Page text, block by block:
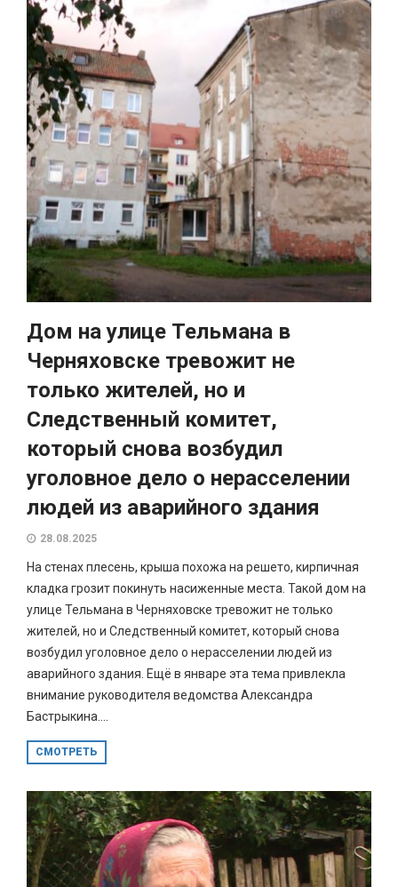
Дом на улице Тельмана в
Черняховске тревожит не
только жителей, но и
Следственный комитет,
который снова возбудил
уголовное дело о нерасселении
людей из аварийного здания
28.08.2025
На стенах плесень, крыша похожа на решето, кирпичная
кладка грозит покинуть насиженные места. Такой дом на
улице Тельмана в Черняховске тревожит не только
жителей, но и Следственный комитет, который снова
возбудил уголовное дело о нерасселении людей из
аварийного здания. Ещё в январе эта тема привлекла
внимание руководителя ведомства Александра
Бастрыкина....
СМОТРЕТЬ